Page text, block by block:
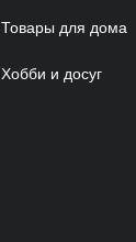
Товары для дома
Хобби и досуг